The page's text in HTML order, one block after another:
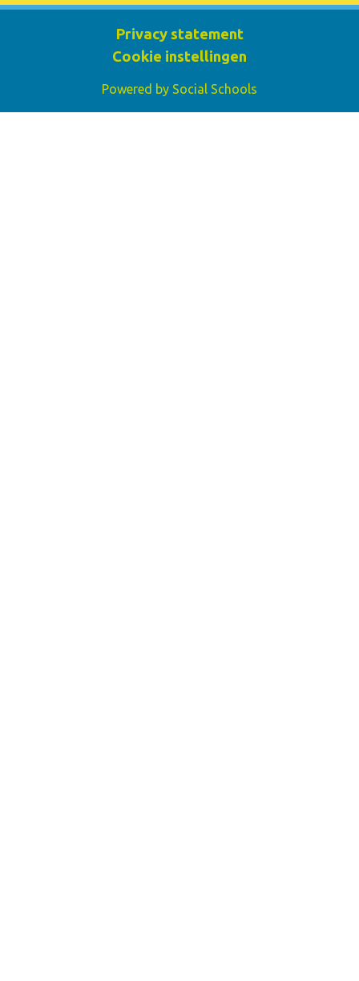
Privacy statement
Cookie instellingen
Powered by Social Schools